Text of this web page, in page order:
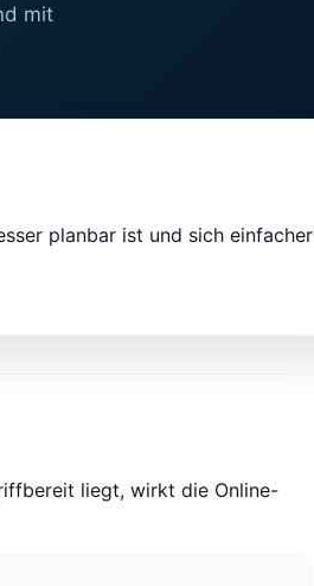
mit
planbar ist und sich einfacher
liegt, wirkt die Online-